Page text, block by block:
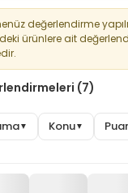
değerlendirme
ürünlere ait
(7)
▼ Konu▼